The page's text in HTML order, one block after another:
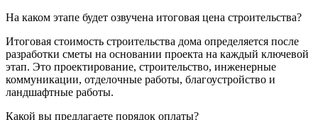
На каком этапе будет озвучена итоговая цена строительства?
Итоговая стоимость строительства дома определяется после
разработки сметы на основании проекта на каждый ключевой
этап. Это проектирование, строительство, инженерные
коммуникации, отделочные работы, благоустройство и
ландшафтные работы.
Какой вы предлагаете порядок оплаты?